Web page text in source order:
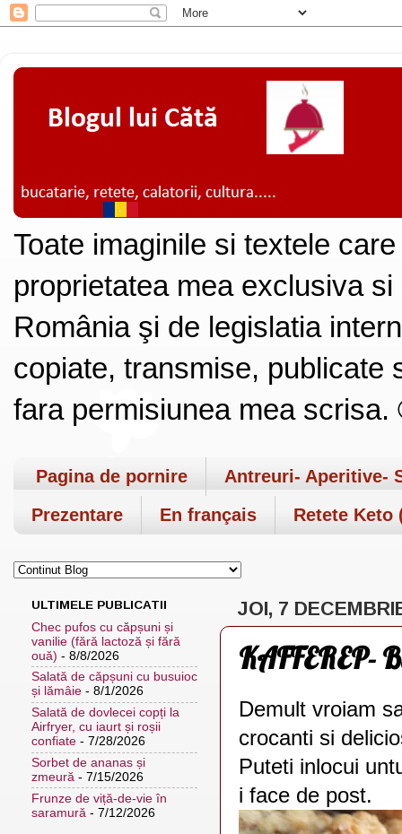
Toate imaginile si textele
proprietatea mea exclusiva
România şi de legislatia
copiate, transmise, publicate
fara permisiunea mea
Pagina de pornire
Antreuri- Aperitive-
Prezentare
En français Retete Keto
JOI, 7
KAFFEREP-
Demult vroiam
crocanti si
Puteti inlocui
i face de post.
ULTIMELE PUBLICATII
Chec pufos cu căpșuni și
vanilie (fără lactoză și fără
ouă) - 8/8/2026
Salată de căpșuni cu busuioc
și lămâie - 8/1/2026
Salată de dovlecei copți la
Airfryer, cu iaurt și roșii
confiate - 7/28/2026
Sorbet de ananas și
zmeură - 7/15/2026
Frunze de viță-de-vie în
saramură - 7/12/2026